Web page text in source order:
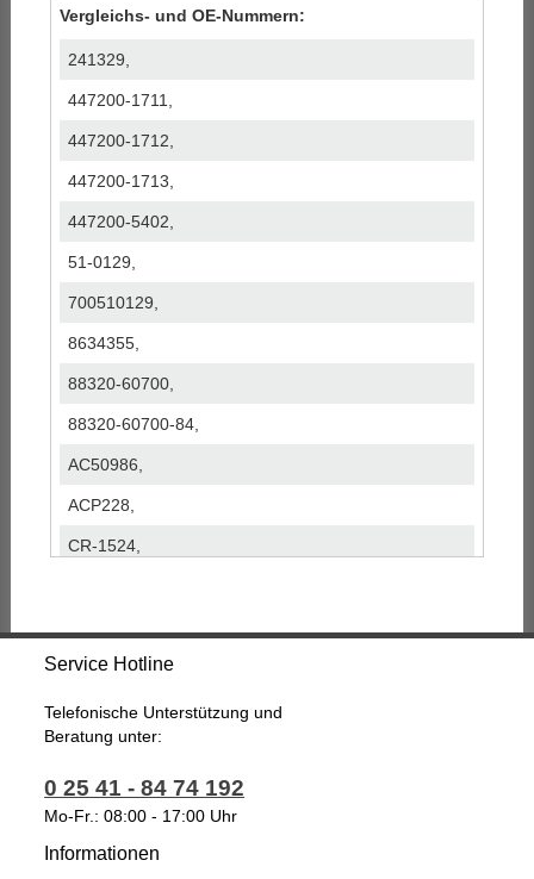
Vergleichs- und OE-Nummern:
241329,
447200-1711,
447200-1712,
447200-1713,
447200-5402,
51-0129,
700510129,
8634355,
88320-60700,
88320-60700-84,
AC50986,
ACP228,
CR-1524,
Service Hotline
Telefonische Unterstützung und
Beratung unter:
0 25 41 - 84 74 192
Mo-Fr.: 08:00 - 17:00 Uhr
Informationen